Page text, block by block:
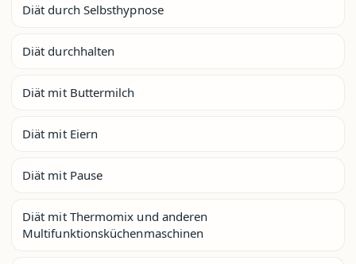
Diät durch Selbsthypnose
Diät durchhalten
Diät mit Buttermilch
Diät mit Eiern
Diät mit Pause
Diät mit Thermomix und anderen
Multifunktionsküchenmaschinen